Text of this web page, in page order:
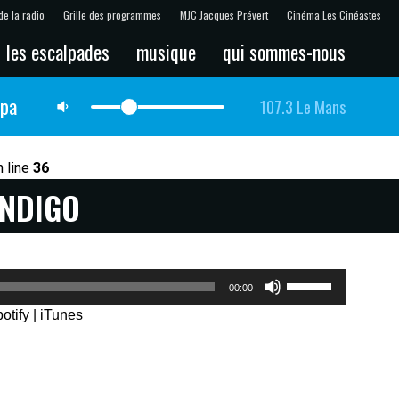
la radio Grille des programmes MJC Jacques Prévert Cinéma Les Cinéastes
les escalpades musique qui sommes-nous
107.3 Le Mans
line 36
00:00
iTunes